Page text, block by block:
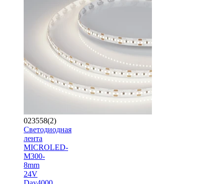
023558(2)
Светодиодная
лента
MICROLED-
M300-
8mm
24V